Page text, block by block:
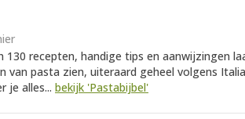
130 recepten, handige tips en aanwijzingen
van pasta zien, uiteraard geheel volgens
je alles... bekijk 'Pastabijbel'